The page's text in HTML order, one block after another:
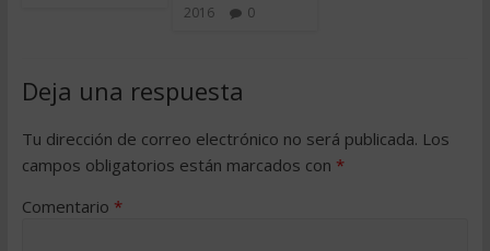
2016
0
Deja una respuesta
Tu dirección de correo electrónico no será publicada. Los
campos obligatorios están marcados con *
Comentario *